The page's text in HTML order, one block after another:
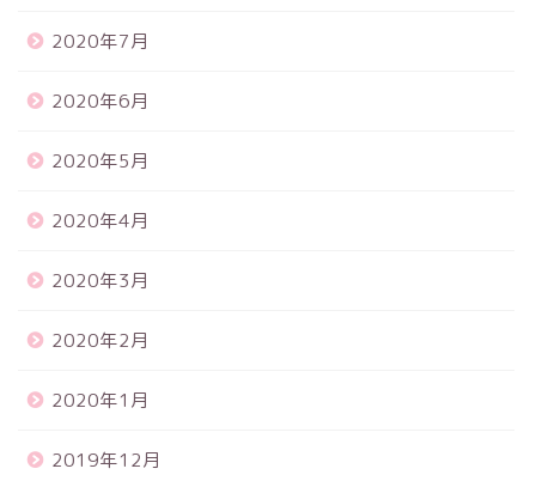
2020年7月
2020年6月
2020年5月
2020年4月
2020年3月
2020年2月
2020年1月
2019年12月